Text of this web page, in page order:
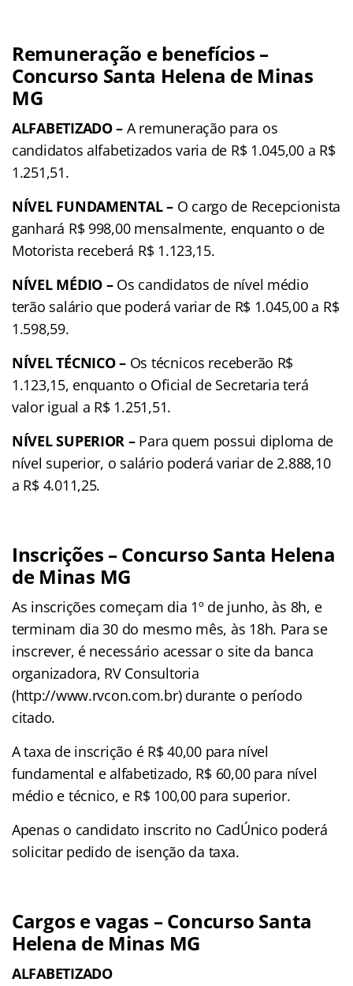
Remuneração e benefícios –
Concurso Santa Helena de Minas
MG
ALFABETIZADO – A remuneração para os
candidatos alfabetizados varia de R$ 1.045,00 a R$
1.251,51.
NÍVEL FUNDAMENTAL –O cargo de Recepcionista
ganhará R$ 998,00 mensalmente, enquanto o de
Motorista receberá R$ 1.123,15.
NÍVEL MÉDIO –Os candidatos de nível médio
terão salário que poderá variar de R$ 1.045,00 a R$
1.598,59.
NÍVEL TÉCNICO –Os técnicos receberão R$
1.123,15, enquanto o Oficial de Secretaria terá
valor igual a R$ 1.251,51.
NÍVEL SUPERIOR –Para quem possui diploma de
nível superior, o salário poderá variar de 2.888,10
a R$ 4.011,25.
Inscrições – Concurso Santa Helena
de Minas MG
As inscrições começam dia 1º de junho, às 8h, e
terminam dia 30 do mesmo mês, às 18h. Para se
inscrever, é necessário acessar o site da banca
organizadora, RV Consultoria
(http://www.rvcon.com.br) durante o período
citado.
A taxa de inscrição é R$ 40,00 para nível
fundamental e alfabetizado, R$ 60,00 para nível
médio e técnico, e R$ 100,00 para superior.
Apenas o candidato inscrito no CadÚnico poderá
solicitar pedido de isenção da taxa.
Cargos e vagas – Concurso Santa
Helena de Minas MG
ALFABETIZADO